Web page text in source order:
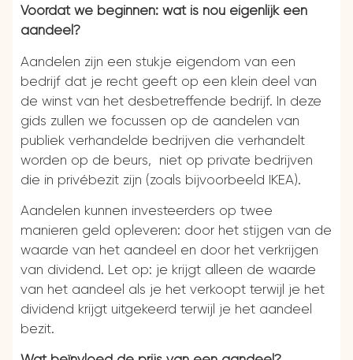
Voordat we beginnen: wat is nou eigenlijk een
aandeel?
Aandelen zijn een stukje eigendom van een
bedrijf dat je recht geeft op een klein deel van
de winst van het desbetreffende bedrijf. In deze
gids zullen we focussen op de aandelen van
publiek verhandelde bedrijven die verhandelt
worden op de beurs, niet op private bedrijven
die in privébezit zijn (zoals bijvoorbeeld IKEA).
Aandelen kunnen investeerders op twee
manieren geld opleveren: door het stijgen van de
waarde van het aandeel en door het verkrijgen
van dividend. Let op: je krijgt alleen de waarde
van het aandeel als je het verkoopt terwijl je het
dividend krijgt uitgekeerd terwijl je het aandeel
bezit.